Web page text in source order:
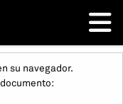
su navegador.